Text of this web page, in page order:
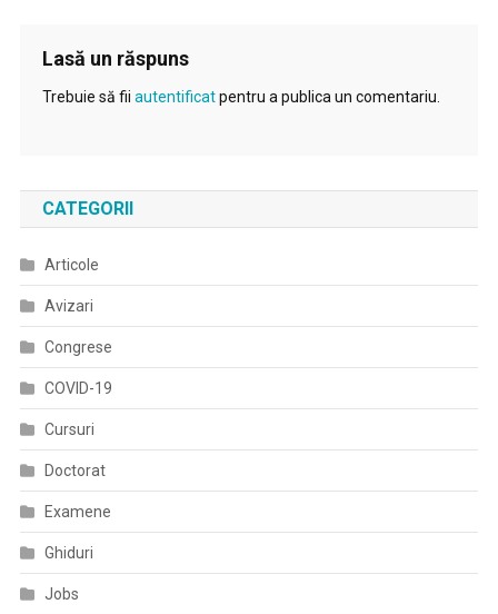
Lasă un răspuns
Trebuie să fii autentificatpentru a publica un comentariu.
CATEGORII
Articole
Avizari
Congrese
COVID-19
Cursuri
Doctorat
Examene
Ghiduri
Jobs